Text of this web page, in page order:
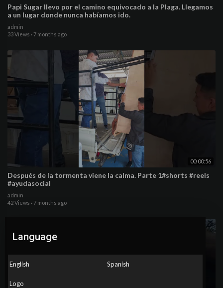
Papi Sugar llevo por el camino equivocado a la Plaga. Llegamos
a un lugar donde nunca habíamos ido.
admin
33 Views ·7 months ago
00:00:56
Después de la tormenta viene la calma. Parte 1#shorts #reels
#ayudasocial
admin
42 Views ·7 months ago
Language
English Spanish
Logo